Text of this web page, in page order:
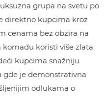
grupa na svetu po
direktno kupcima kroz
cenama bez obzira na
komadu koristi više zlata
kupcima snažniju
gde je demonstrativna
odlukama o